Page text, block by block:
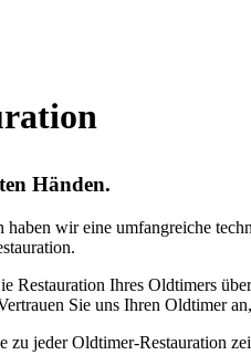
Händen.
haben wir eine umfangreiche
Restauration Ihres Oldtimers
Sie uns Ihren Oldtimer
zu jeder Oldtimer-Restauration